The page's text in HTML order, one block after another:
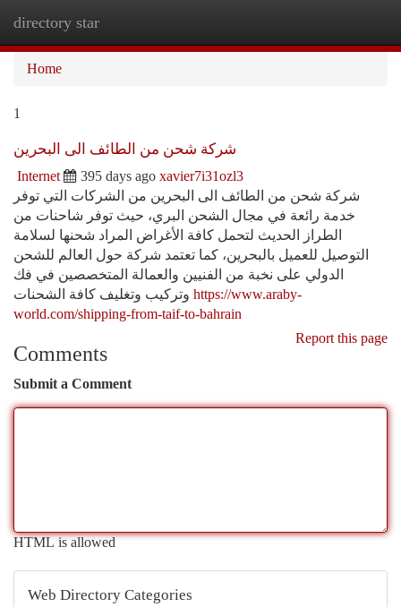
directory star
Home
1
شركة شحن من الطائف الى البحرين
Internet 395 days ago xavier7i31ozl3
شركة شحن من الطائف الى البحرين من الشركات التي توفر
خدمة رائعة في مجال الشحن البري، حيث توفر شاحنات من
الطراز الحديث لتحمل كافة الأغراض المراد شحنها لسلامة
التوصيل للعميل بالبحرين، كما تعتمد شركة حول العالم للشحن
الدولي على نخبة من الفنيين والعمالة المتخصصين في فك
https://www.araby-
world.com/shipping-from-taif-to-bahrain
Report this page
Comments
Submit a Comment
HTML is allowed
Web Directory Categories